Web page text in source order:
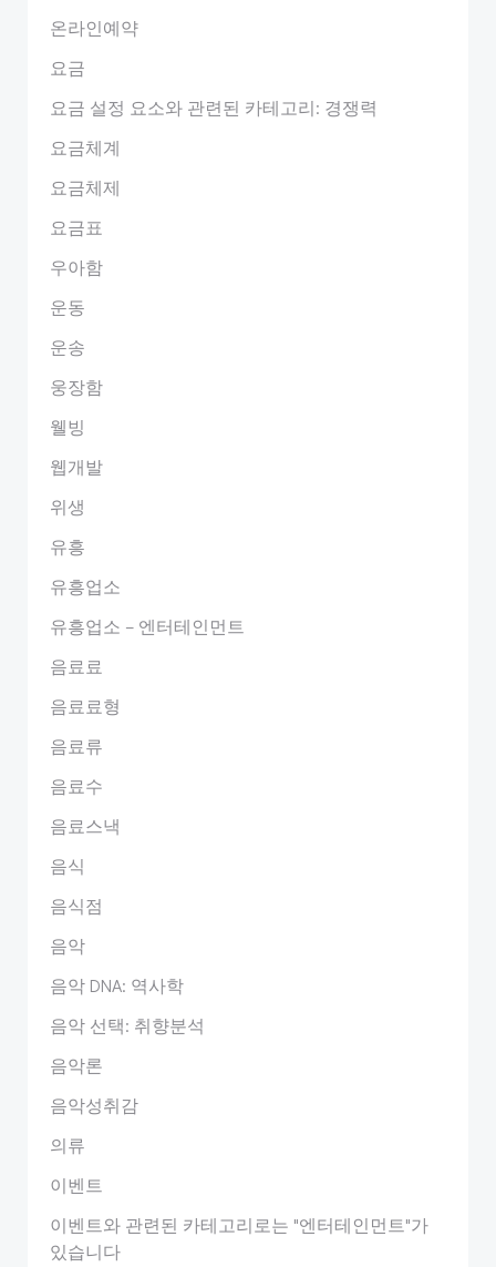
온라인예약
요금
요금 설정 요소와 관련된 카테고리: 경쟁력
요금체계
요금체제
요금표
우아함
운동
운송
웅장함
웰빙
웹개발
위생
유흥
유흥업소
유흥업소 – 엔터테인먼트
음료료
음료료형
음료류
음료수
음료스낵
음식
음식점
음악
음악 DNA: 역사학
음악 선택: 취향분석
음악론
음악성취감
의류
이벤트
이벤트와 관련된 카테고리로는 "엔터테인먼트"가
있습니다